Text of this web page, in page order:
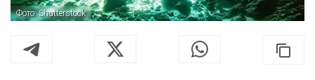
Фото: Shutterstock